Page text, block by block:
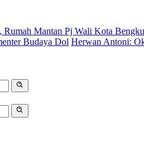
Mantan Pj Wali Kota
Budaya Dol Herwan Antoni: